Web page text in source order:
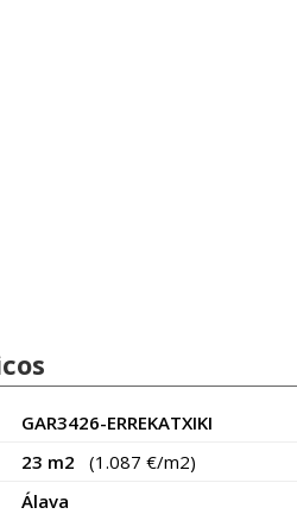
GAR3426-ERREKATXIKI
23 m2
(1.087 €/m2)
Álava